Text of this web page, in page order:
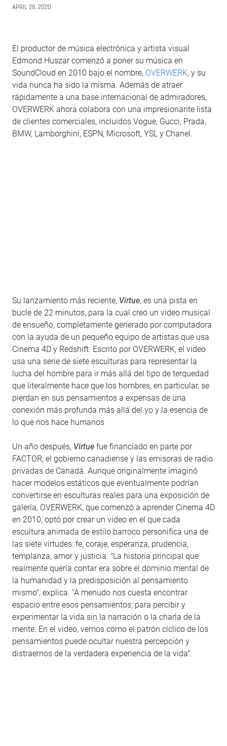
APRIL 28, 2020
El productor de música electrónica y artista visual
Edmond Huszar comenzó a poner su música en
SoundCloud en 2010 bajo el nombre, OVERWERK, y su
vida nunca ha sido la misma. Además de atraer
rápidamente a una base internacional de admiradores,
OVERWERK ahora colabora con una impresionante lista
de clientes comerciales, incluidos Vogue, Gucci, Prada,
BMW, Lamborghini, ESPN, Microsoft, YSL y Chanel.
Su lanzamiento más reciente, Virtue, es una pista en
bucle de 22 minutos, para la cual creó un video musical
de ensueño, completamente generado por computadora
con la ayuda de un pequeño equipo de artistas que usa
Cinema 4D y Redshift. Escrito por OVERWERK, el video
usa una serie de siete esculturas para representar la
lucha del hombre para ir más allá del tipo de terquedad
que literalmente hace que los hombres, en particular, se
pierdan en sus pensamientos a expensas de una
conexión más profunda más allá del yo y la esencia de
lo que nos hace humanos
Un año después, Virtue fue financiado en parte por
FACTOR, el gobierno canadiense y las emisoras de radio
privadas de Canadá. Aunque originalmente imaginó
hacer modelos estáticos que eventualmente podrían
convertirse en esculturas reales para una exposición de
galería, OVERWERK, que comenzó a aprender Cinema 4D
en 2010, optó por crear un video en el que cada
escultura animada de estilo barroco personifica una de
las siete virtudes: fe, coraje, esperanza, prudencia,
templanza, amor y justicia. "La historia principal que
realmente quería contar era sobre el dominio mental de
la humanidad y la predisposición al pensamiento
mismo", explica. “A menudo nos cuesta encontrar
espacio entre esos pensamientos; para percibir y
experimentar la vida sin la narración o la charla de la
mente. En el video, vemos cómo el patrón cíclico de los
pensamientos puede ocultar nuestra percepción y
distraernos de la verdadera experiencia de la vida".